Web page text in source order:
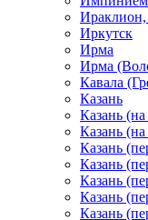
Иркутск
Ирма
Ирма
Кавала
Казань
Казань
Казань
Казань
Казань
Казань
Казань
Казань